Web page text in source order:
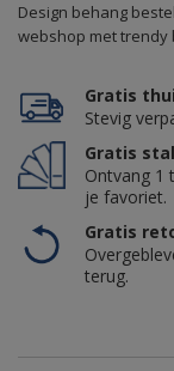
Design behang
webshop met trendy
Gratis
Stevig
Gratis
Ontvang 1
je favoriet.
Gratis
terug.